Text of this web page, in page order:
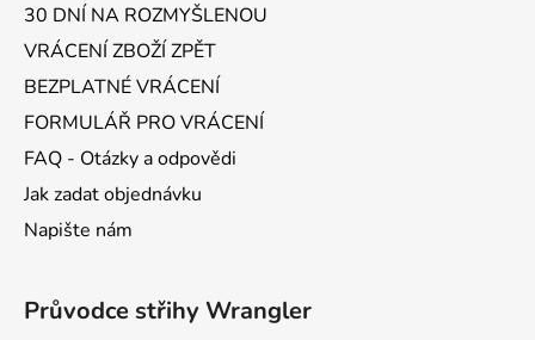
30 DNÍ NA ROZMYŠLENOU
VRÁCENÍ ZBOŽÍ ZPĚT
BEZPLATNÉ VRÁCENÍ
FORMULÁŘ PRO VRÁCENÍ
FAQ - Otázky a odpovědi
Jak zadat objednávku
Napište nám
Průvodce střihy Wrangler